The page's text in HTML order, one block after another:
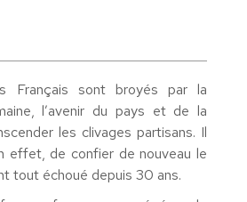
Français sont broyés par la
l’avenir du pays et de la
les clivages partisans. Il
effet, de confier de nouveau le
tout échoué depuis 30 ans.